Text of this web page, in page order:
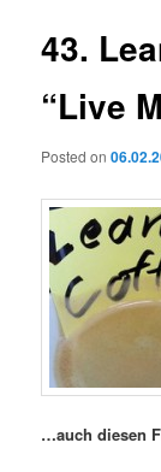
43.
“Live
Posted on
…auch diesen